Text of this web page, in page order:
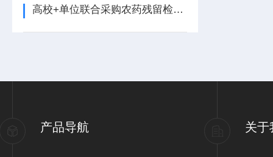
高校+单位联合采购农药残留检测设备，2026年这3款性价比高
产品导航 关于